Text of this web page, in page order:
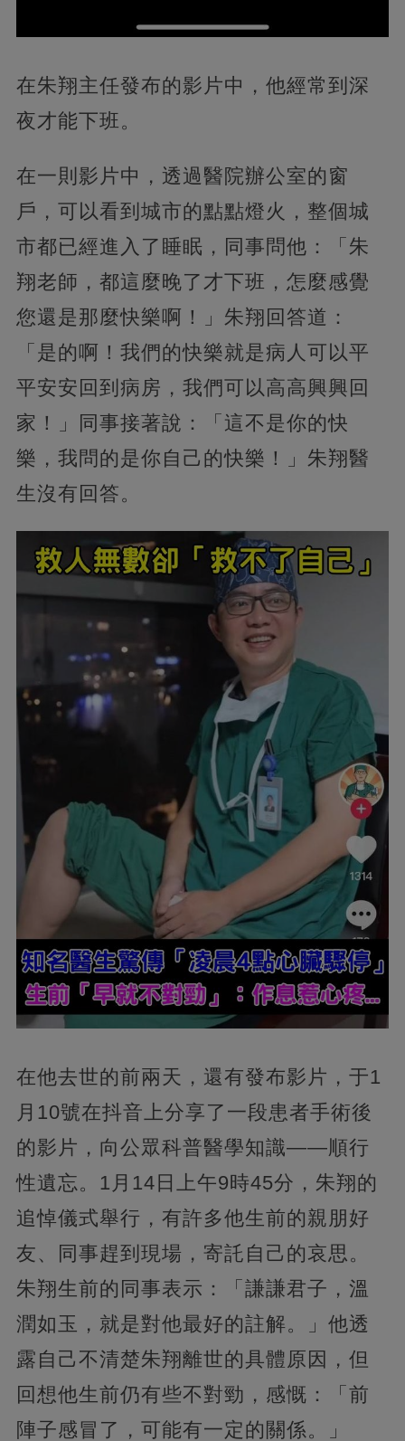
在朱翔主任發布的影片中，他經常到深
夜才能下班。
在一則影片中，透過醫院辦公室的窗
戶，可以看到城市的點點燈火，整個城
市都已經進入了睡眠，同事問他：「朱
翔老師，都這麼晚了才下班，怎麼感覺
您還是那麼快樂啊！」朱翔回答道：
「是的啊！我們的快樂就是病人可以平
平安安回到病房，我們可以高高興興回
家！」同事接著說：「這不是你的快
樂，我問的是你自己的快樂！」朱翔醫
生沒有回答。
在他去世的前兩天，還有發布影片，于1
月10號在抖音上分享了一段患者手術後
的影片，向公眾科普醫學知識——順行
性遺忘。1月14日上午9時45分，朱翔的
追悼儀式舉行，有許多他生前的親朋好
友、同事趕到現場，寄託自己的哀思。
朱翔生前的同事表示：「謙謙君子，溫
潤如玉，就是對他最好的註解。」他透
露自己不清楚朱翔離世的具體原因，但
回想他生前仍有些不對勁，感慨：「前
陣子感冒了，可能有一定的關係。」